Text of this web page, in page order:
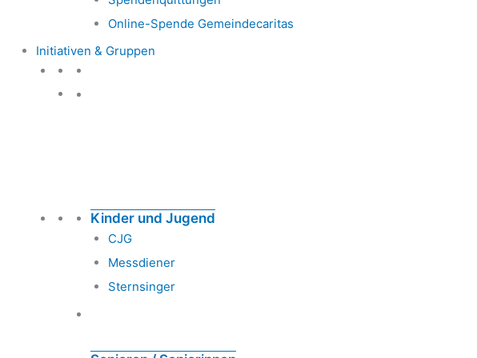
Online-Spende Gemeindecaritas
Initiativen & Gruppen
Kinder und Jugend
CJG
Messdiener
Sternsinger